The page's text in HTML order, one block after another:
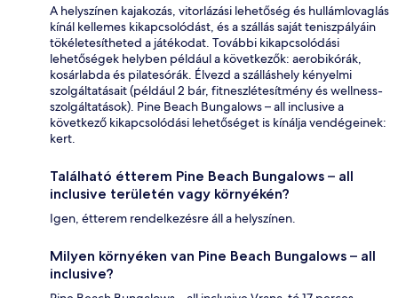
A helyszínen kajakozás, vitorlázási lehetőség és hullámlovaglás
kínál kellemes kikapcsolódást, és a szállás saját teniszpályáin
tökéletesítheted a játékodat. További kikapcsolódási
lehetőségek helyben például a következők: aerobikórák,
kosárlabda és pilatesórák. Élvezd a szálláshely kényelmi
szolgáltatásait (például 2 bár, fitneszlétesítmény és wellness-
szolgáltatások). Pine Beach Bungalows – all inclusive a
következő kikapcsolódási lehetőséget is kínálja vendégeinek:
kert.
Található étterem Pine Beach Bungalows – all
inclusive területén vagy környékén?
Igen, étterem rendelkezésre áll a helyszínen.
Milyen környéken van Pine Beach Bungalows – all
inclusive?